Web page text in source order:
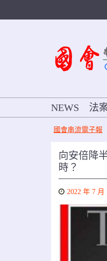
NEWS 法
國會串流電子報
向安倍降
時？
2022 年 7 月